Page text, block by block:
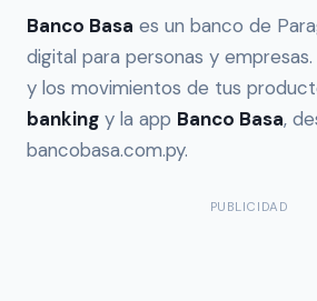
Banco Basa es un banco de
digital para personas y
y los movimientos de tus
banking y la app Banco Basa,
bancobasa.com.py.
PUBLICIDAD